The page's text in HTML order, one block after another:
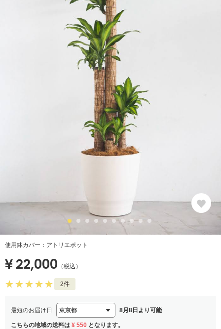
使用鉢カバー：アトリエポット
¥ 22,000 （税込）
2件
最短のお届け日 8月8日より可能
こちらの地域の送料は ¥ 550 となります。